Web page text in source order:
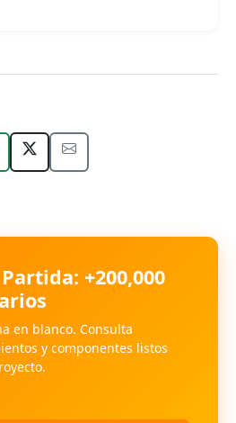
+200,000
en blanco. Consulta
y componentes listos